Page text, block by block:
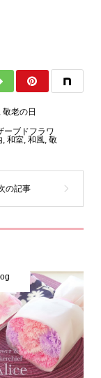
, 敬老の日
ーブドフラワ
, 和室, 和風, 敬